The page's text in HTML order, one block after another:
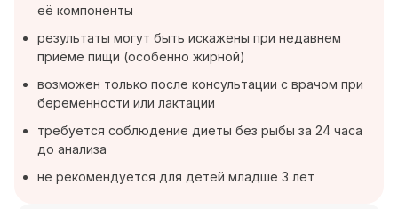
её компоненты
результаты могут быть искажены при недавнем
приёме пищи (особенно жирной)
возможен только после консультации с врачом при
беременности или лактации
требуется соблюдение диеты без рыбы за 24 часа
до анализа
не рекомендуется для детей младше 3 лет